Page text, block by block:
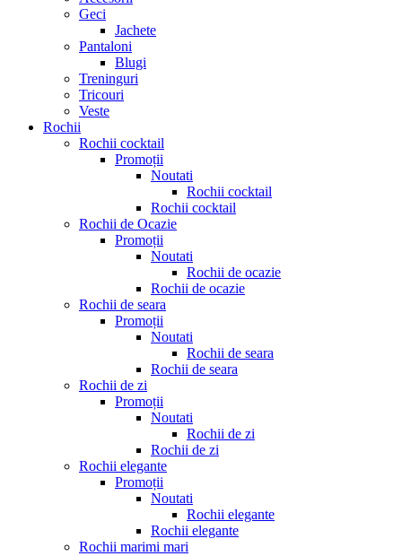
Geci
Jachete
Pantaloni
Blugi
Treninguri
Tricouri
Veste
Rochii
Rochii cocktail
Promoții
Noutati
Rochii cocktail
Rochii cocktail
Rochii de Ocazie
Promoții
Noutati
Rochii de ocazie
Rochii de ocazie
Rochii de seara
Promoții
Noutati
Rochii de seara
Rochii de seara
Rochii de zi
Promoții
Noutati
Rochii de zi
Rochii de zi
Rochii elegante
Promoții
Noutati
Rochii elegante
Rochii elegante
Rochii marimi mari